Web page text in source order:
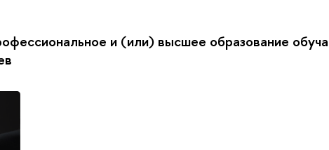
и (или) высшее образование